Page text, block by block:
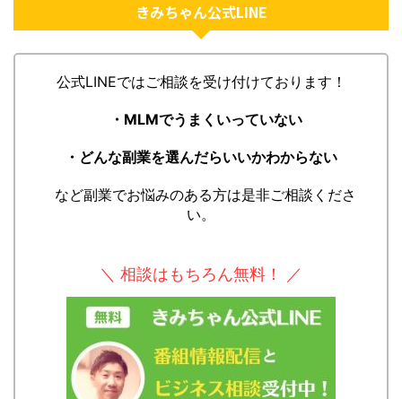
きみちゃん公式LINE
公式LINEではご相談を受け付けております！
・MLMでうまくいっていない
・どんな副業を選んだらいいかわからない
など副業でお悩みのある方は是非ご相談くださ
い。
＼ 相談はもちろん無料！ ／